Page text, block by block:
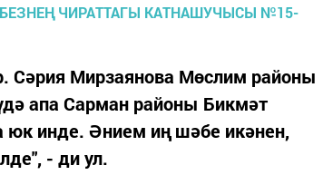
Сәрия Мирзаянова Мөслим районы
апа Сарман районы Бикмәт
инде. Әнием иң шәбе икәнен,
- ди ул.